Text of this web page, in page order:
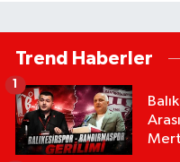
Trend Haberler